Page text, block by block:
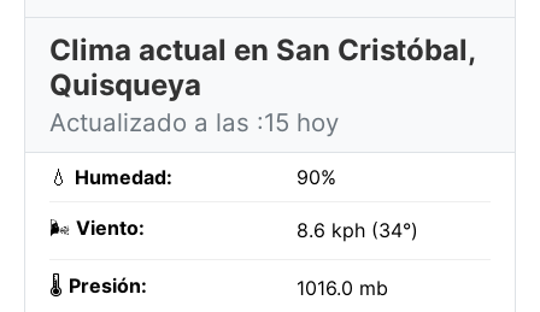
Clima actual en San Cristóbal,
Quisqueya
Actualizado a las :15 hoy
💧 Humedad: 90%
🌬️ Viento: 8.6 kph (34°)
🌡️ Presión: 1016.0 mb